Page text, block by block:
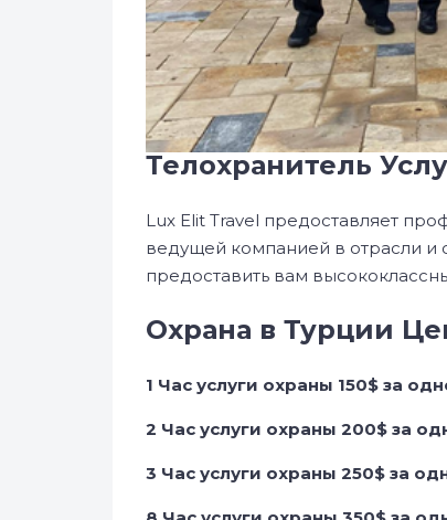
Телохранитель
Lux Elit Travel предоставляет
ведущей компанией в отрасли и
предоставить вам
Охрана в Турции
1 Час услуги охраны 150$ за
2 Час услуги охраны 200$ за
3 Час услуги охраны 250$ за